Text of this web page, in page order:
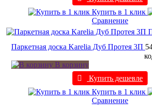
Купить в 1 клик
Сравнение
Паркетная доска Karelia Дуб Протея 3П
В корзину
Купить дешевле
Купить в 1 клик
Сравнение